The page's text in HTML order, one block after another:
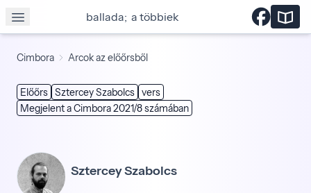
ballada; a többiek
Cimbora Arcok az előőrsből
Előőrs Sztercey Szabolcs vers
Megjelent a Cimbora 2021/8 számában
Sztercey Szabolcs